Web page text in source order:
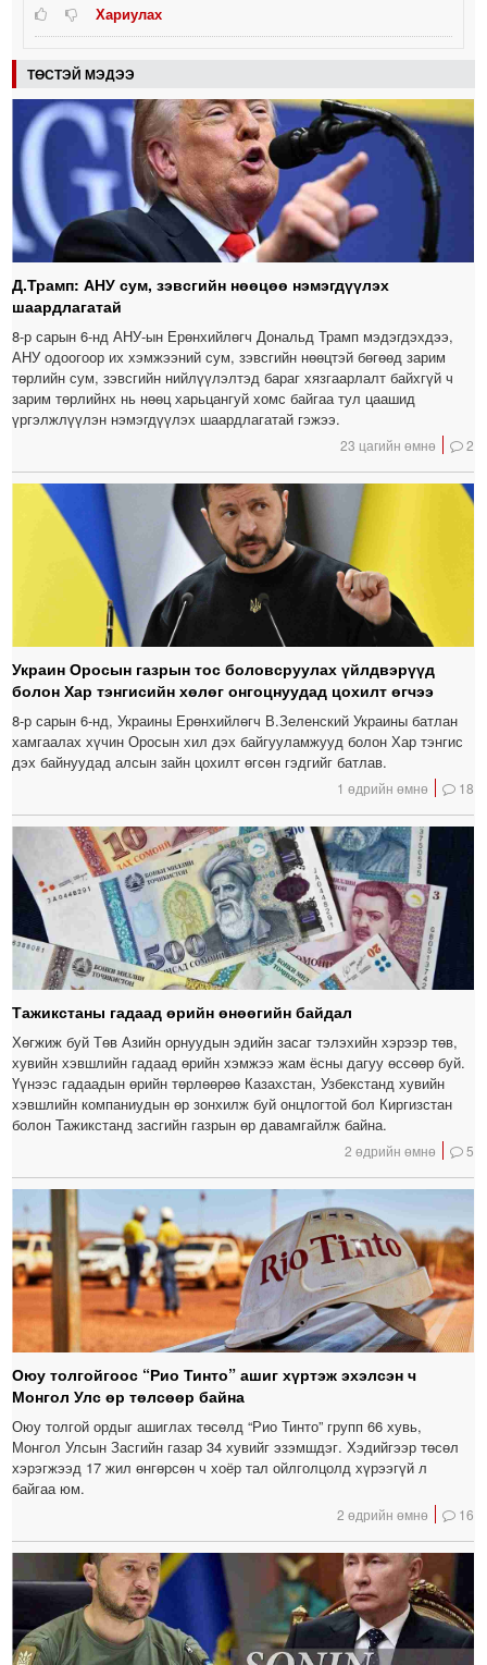
Хариулах
ТӨСТЭЙ МЭДЭЭ
Д.Трамп: АНУ сум, зэвсгийн нөөцөө нэмэгдүүлэх
шаардлагатай
8-р сарын 6-нд АНУ-ын Ерөнхийлөгч Дональд Трамп мэдэгдэхдээ,
АНУ одоогоор их хэмжээний сум, зэвсгийн нөөцтэй бөгөөд зарим
төрлийн сум, зэвсгийн нийлүүлэлтэд бараг хязгаарлалт байхгүй ч
зарим төрлийнх нь нөөц харьцангуй хомс байгаа тул цаашид
үргэлжлүүлэн нэмэгдүүлэх шаардлагатай гэжээ.
23 цагийн өмнө 2
Украин Оросын газрын тос боловсруулах үйлдвэрүүд
болон Хар тэнгисийн хөлөг онгоцнуудад цохилт өгчээ
8-р сарын 6-нд, Украины Ерөнхийлөгч В.Зеленский Украины батлан ​​
хамгаалах хүчин Оросын хил дэх байгууламжууд болон Хар тэнгис
дэх байнуудад алсын зайн цохилт өгсөн гэдгийг батлав.
1 өдрийн өмнө 18
Тажикстаны гадаад өрийн өнөөгийн байдал
Хөгжиж буй Төв Азийн орнуудын эдийн засаг тэлэхийн хэрээр төв,
хувийн хэвшлийн гадаад өрийн хэмжээ жам ёсны дагуу өссөөр буй.
Үүнээс гадаадын өрийн төрлөөрөө Казахстан, Узбекстанд хувийн
хэвшлийн компаниудын өр зонхилж буй онцлогтой бол Киргизстан
болон Тажикстанд засгийн газрын өр давамгайлж байна.
2 өдрийн өмнө 5
Оюу толгойгоос “Рио Тинто” ашиг хүртэж эхэлсэн ч
Монгол Улс өр төлсөөр байна
Оюу толгой ордыг ашиглах төсөлд “Рио Тинто” групп 66 хувь,
Монгол Улсын Засгийн газар 34 хувийг эзэмшдэг. Хэдийгээр төсөл
хэрэгжээд 17 жил өнгөрсөн ч хоёр тал ойлголцолд хүрээгүй л
байгаа юм.
2 өдрийн өмнө 16